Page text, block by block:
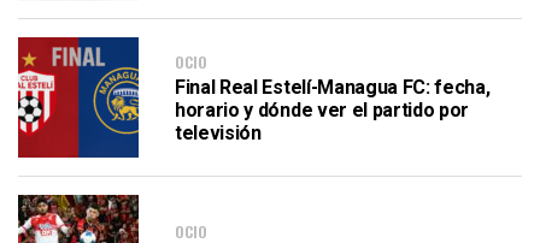
OCIO
Final Real Estelí-Managua FC: fecha,
horario y dónde ver el partido por
televisión
OCIO